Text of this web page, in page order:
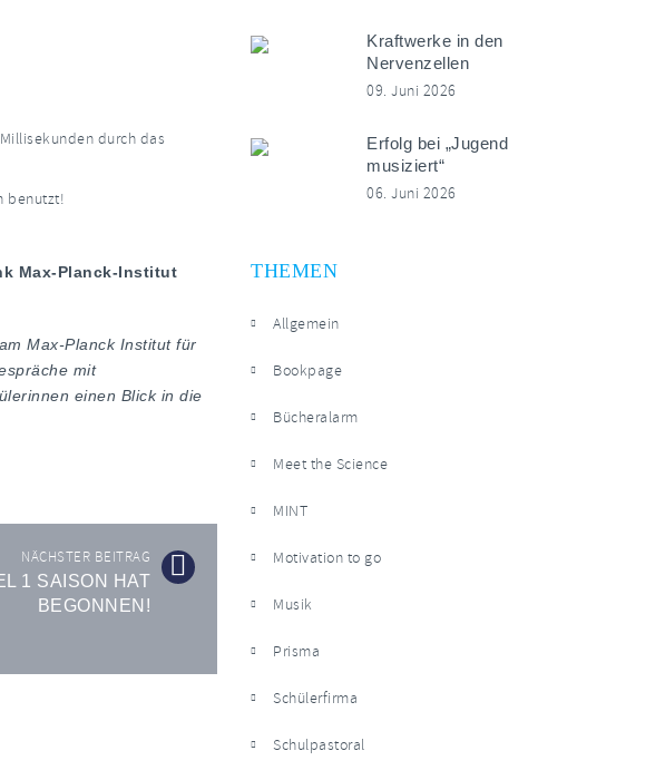
durch das
benutzt!
Max-Planck-Institut
Max-Planck Institut für
mit
einen Blick in die
NÄCHSTER BEITRAG
1 SAISON HAT
BEGONNEN!
Kraftwerke in den
Nervenzellen
09. Juni 2026
Erfolg bei „Jugend
musiziert“
06. Juni 2026
THEMEN
Allgemein
Bookpage
Bücheralarm
Meet the Science
MINT
Motivation to go
Musik
Prisma
Schülerfirma
Schulpastoral